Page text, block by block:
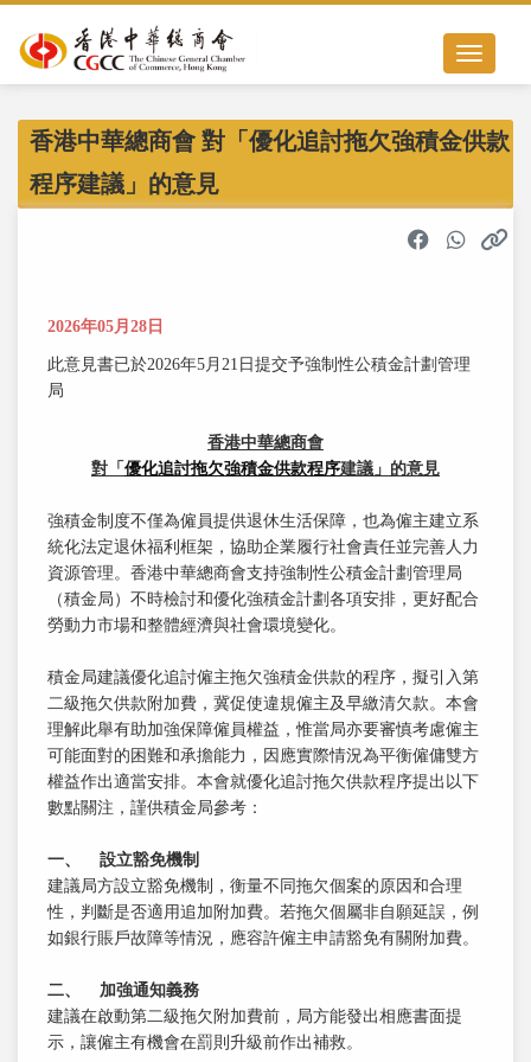
Toggle
香港中華總商會 對「優化追討拖欠強積金供款
程序建議」的意見
2026年05月28日
此意見書已於2026年5月21日提交予強制性公積金計劃管理
局
香港中華總商會
對 「 優化追討拖欠強積金供款程序建議 」 的意見
強積金制度不僅為僱員提供退休生活保障，也為僱主建立系
統化法定退休福利框架，協助企業履行社會責任並完善人力
資源管理。香港中華總商會支持強制性公積金計劃管理局
（積金局）不時檢討和優化強積金計劃各項安排，更好配合
勞動力市場和整體經濟與社會環境變化。
積金局建議優化追討僱主拖欠強積金供款的程序，擬引入第
二級拖欠供款附加費，冀促使違規僱主及早繳清欠款。本會
理解此舉有助加強保障僱員權益，惟當局亦要審慎考慮僱主
可能面對的困難和承擔能力，因應實際情況為平衡僱傭雙方
權益作出適當安排。本會就優化追討拖欠供款程序提出以下
數點關注，謹供積金局參考：
一、 設立豁免機制
建議局方設立豁免機制，衡量不同拖欠個案的原因和合理
性，判斷是否適用追加附加費。若拖欠個屬非自願延誤，例
如銀行賬戶故障等情況，應容許僱主申請豁免有關附加費。
二、 加強通知義務
建議在啟動第二級拖欠附加費前，局方能發出相應書面提
示，讓僱主有機會在罰則升級前作出補救。